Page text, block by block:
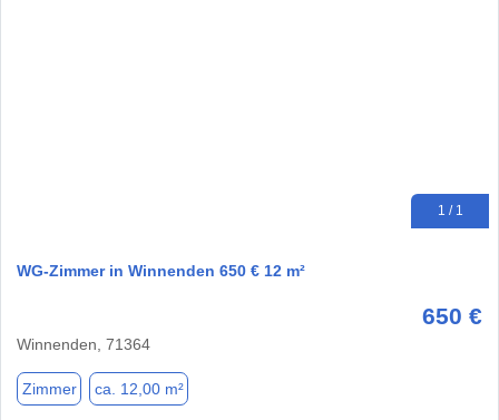
1 / 1
WG-Zimmer in Winnenden 650 € 12 m²
650 €
Winnenden, 71364
Zimmer ca. 12,00 m²